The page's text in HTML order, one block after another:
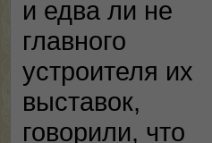
и едва ли не
главного
устроителя их
выставок,
говорили, что